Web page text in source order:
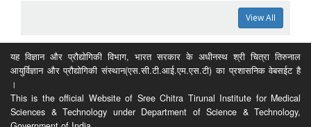
View All
यह विज्ञान और प्रौद्योगिकी विभाग, भारत सरकार के अधीनस्थ श्री चित्रा तिरुनाल
आयुर्विज्ञान और प्रौद्योगिकी संस्थान(एस.सी.टी.आई.एम.एस.टी) का प्रशासनिक वेबसईट है
।
This is the official Website of Sree Chitra Tirunal Institute for Medical
Sciences & Technology under Department of Science & Technology,